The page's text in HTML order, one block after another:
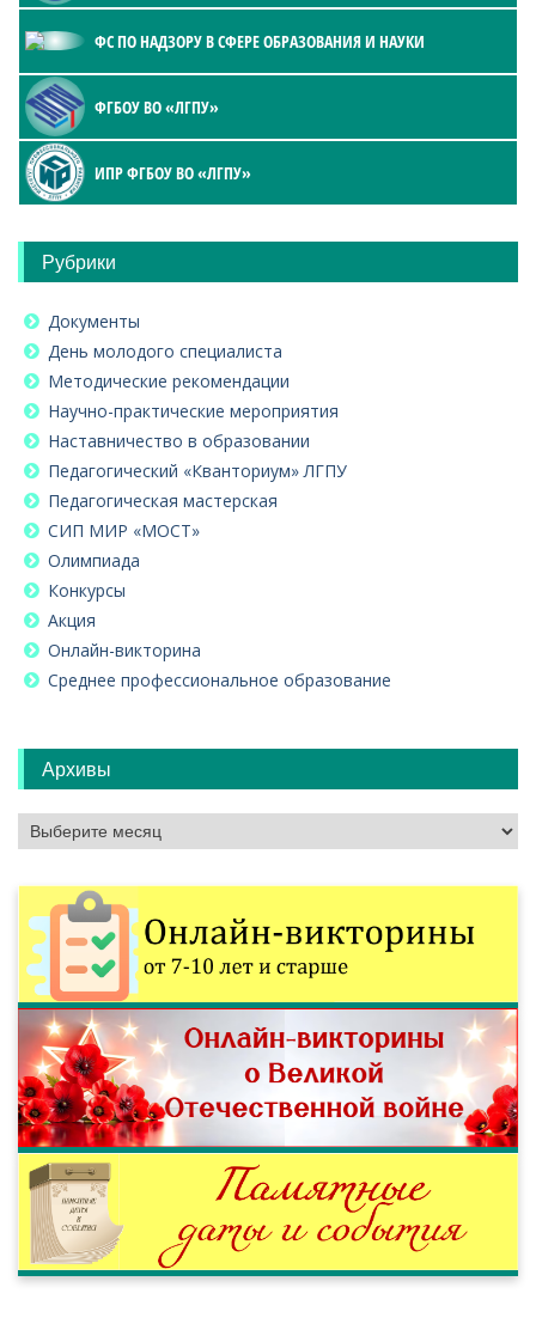
ФС ПО НАДЗОРУ В СФЕРЕ ОБРАЗОВАНИЯ И НАУКИ
ФГБОУ ВО «ЛГПУ»
ИПР ФГБОУ ВО «ЛГПУ»
Рубрики
Документы
День молодого специалиста
Методические рекомендации
Научно-практические мероприятия
Наставничество в образовании
Педагогический «Кванториум» ЛГПУ
Педагогическая мастерская
СИП МИР «МОСТ»
Олимпиада
Конкурсы
Акция
Онлайн-викторина
Среднее профессиональное образование
Архивы